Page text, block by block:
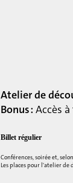
Atelier de
Bonus : Accès
Billet régulier
Conférences, soirée et,
Les places pour l'atelier